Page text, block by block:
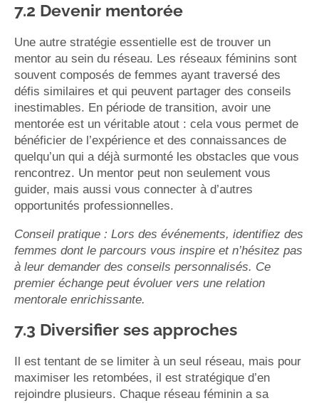
7.2 Devenir mentorée
Une autre stratégie essentielle est de trouver un
mentor au sein du réseau. Les réseaux féminins sont
souvent composés de femmes ayant traversé des
défis similaires et qui peuvent partager des conseils
inestimables. En période de transition, avoir une
mentorée est un véritable atout : cela vous permet de
bénéficier de l’expérience et des connaissances de
quelqu’un qui a déjà surmonté les obstacles que vous
rencontrez. Un mentor peut non seulement vous
guider, mais aussi vous connecter à d’autres
opportunités professionnelles.
Conseil pratique : Lors des événements, identifiez des
femmes dont le parcours vous inspire et n’hésitez pas
à leur demander des conseils personnalisés. Ce
premier échange peut évoluer vers une relation
mentorale enrichissante.
7.3 Diversifier ses approches
Il est tentant de se limiter à un seul réseau, mais pour
maximiser les retombées, il est stratégique d’en
rejoindre plusieurs. Chaque réseau féminin a sa